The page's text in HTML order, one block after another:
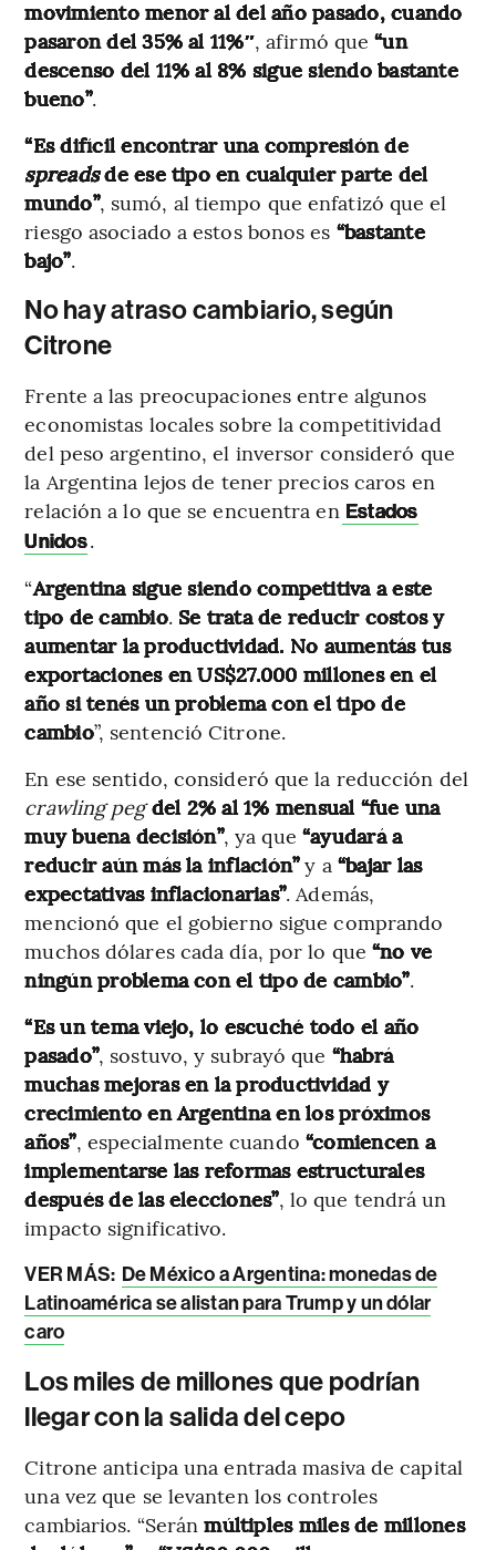
movimiento menor al del año pasado, cuando
pasaron del 35% al 11%″, afirmó que“un
descenso del 11% al 8% sigue siendo bastante
bueno”.
“Es difícil encontrar una compresión de
spreadsde ese tipo en cualquier parte del
mundo”, sumó, al tiempo que enfatizó que el
riesgo asociado a estos bonos es “bastante
bajo”.
No hay atraso cambiario, según
Citrone
Frente a las preocupaciones entre algunos
economistas locales sobre la competitividad
del peso argentino, el inversor consideró que
la Argentina lejos de tener precios caros en
relación a lo que se encuentra en Estados
Unidos.
“Argentina sigue siendo competitiva a este
tipo de cambio. Se trata de reducir costos y
aumentar la productividad. No aumentás tus
exportaciones en US$27.000 millones en el
año si tenés un problema con el tipo de
cambio”, sentenció Citrone.
En ese sentido, consideró que la reducción del
crawling pegdel 2% al 1% mensual “fue una
muy buena decisión”, ya que “ayudará a
reducir aún más la inflación”y a “bajar las
expectativas inflacionarias”. Además,
mencionó que el gobierno sigue comprando
muchos dólares cada día, por lo que “no ve
ningún problema con el tipo de cambio”.
“Es un tema viejo, lo escuché todo el año
pasado”, sostuvo, y subrayó que “habrá
muchas mejoras en la productividad y
crecimiento en Argentina en los próximos
años”, especialmente cuando “comiencen a
implementarse las reformas estructurales
después de las elecciones”, lo que tendrá un
impacto significativo.
VER MÁS: De México a Argentina: monedas de
Latinoamérica se alistan para Trump y un dólar
caro
Los miles de millones que podrían
llegar con la salida del cepo
Citrone anticipa una entrada masiva de capital
una vez que se levanten los controles
cambiarios. “Seránmúltiples miles de millones